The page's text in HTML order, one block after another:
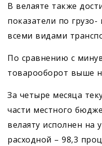
В велаяте также
показатели по
всеми видами
По сравнению с
товарооборот выше
За четыре месяца
части местного
велаяту исполнен на
расходной – 98,3